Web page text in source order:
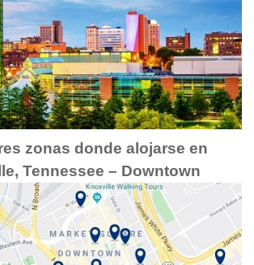
zonas donde alojarse en
Tennessee – Downtown